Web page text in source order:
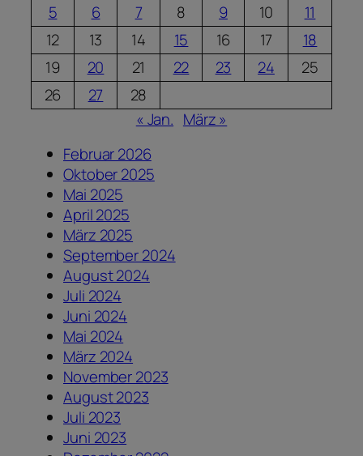
5
6 7 8 9 10
11
12
13 14 15 16 17
18
19
20 21 22 23 24
25
26
27
28
« Jan. März »
Februar 2026
Oktober 2025
Mai 2025
April 2025
März 2025
September 2024
August 2024
Juli 2024
Juni 2024
Mai 2024
März 2024
November 2023
August 2023
Juli 2023
Juni 2023